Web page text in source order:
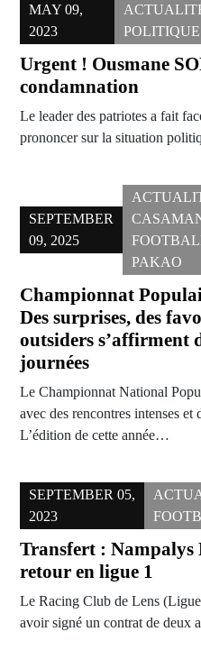
MAY 09,
2023
POLITIQUE
Urgent ! Ousmane
condamnation
Le leader des patriotes a fait
prononcer sur la situation
SEPTEMBER
09, 2025
PAKAO
Championnat
Des surprises, des
outsiders s’affirment
journées
Le Championnat National
avec des rencontres intenses et
L’édition de cette année…
SEPTEMBER 05,
2023
Transfert : Nampalys
retour en ligue 1
Le Racing Club de Lens
avoir signé un contrat de deux